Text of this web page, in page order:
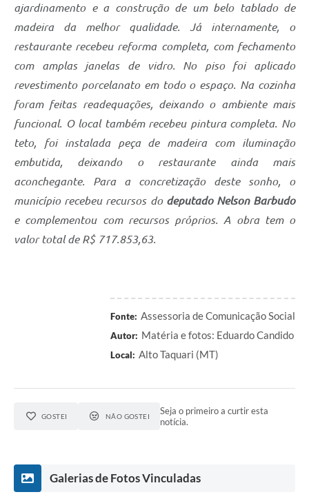
ajardinamento e a construção de um belo tablado de
madeira da melhor qualidade. Já internamente, o
restaurante recebeu reforma completa, com fechamento
com amplas janelas de vidro. No piso foi aplicado
revestimento porcelanato em todo o espaço. Na cozinha
foram feitas readequações, deixando o ambiente mais
funcional. O local também recebeu pintura completa. No
teto, foi instalada peça de madeira com iluminação
embutida, deixando o restaurante ainda mais
aconchegante. Para a concretização deste sonho, o
município recebeu recursos do deputado Nelson Barbudo
e complementou com recursos próprios. A obra tem o
valor total de R$ 717.853,63.
Fonte: Assessoria de Comunicação Social
Autor: Matéria e fotos: Eduardo Candido
Local: Alto Taquari (MT)
GOSTEI NÃO GOSTEI
Seja o primeiro a curtir esta
notícia.
Galerias de Fotos Vinculadas